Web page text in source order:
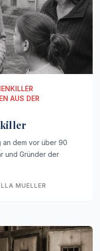
AUS DER
an dem vor über 90
und Gründer der
MUELLER